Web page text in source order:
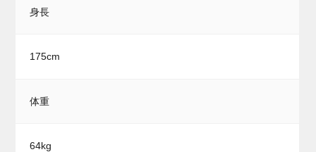
身長
175cm
体重
64kg